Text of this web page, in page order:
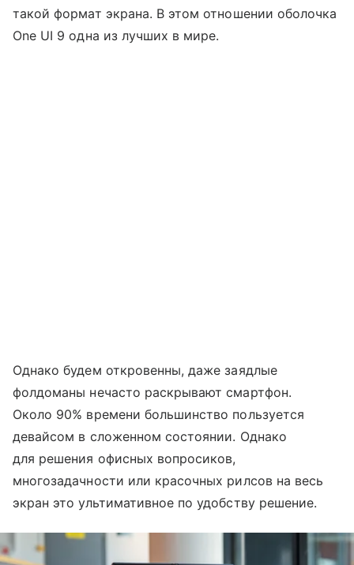
такой формат экрана. В этом отношении оболочка
One UI 9 одна из лучших в мире.
Однако будем откровенны, даже заядлые
фолдоманы нечасто раскрывают смартфон.
Около 90% времени большинство пользуется
девайсом в сложенном состоянии. Однако
для решения офисных вопросиков,
многозадачности или красочных рилсов на весь
экран это ультимативное по удобству решение.